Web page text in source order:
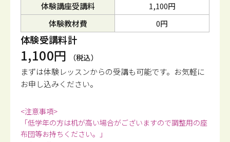
体験講座受講料
1,100円
体験教材費
0円
体験受講料計
1,100円 （税込）
まずは体験レッスンからの受講も可能です。 お気軽に
お申し込みください。
<注意事項>
「低学年の方は机が高い場合がございますので調整用の座
布団等お持ちください。」